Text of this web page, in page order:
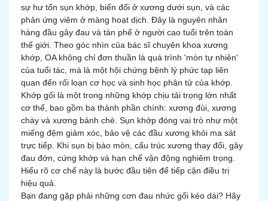
sự hư tổn sụn khớp, biến đổi ở xương dưới sụn, và các
phản ứng viêm ở màng hoạt dịch. Đây là nguyên nhân
hàng đầu gây đau và tàn phế ở người cao tuổi trên toàn
thế giới. Theo góc nhìn của bác sĩ chuyên khoa xương
khớp, OA không chỉ đơn thuần là quá trình 'mòn tự nhiên'
của tuổi tác, mà là một hội chứng bệnh lý phức tạp liên
quan đến rối loạn cơ học và sinh học phân tử của khớp.
Khớp gối là một trong những khớp chịu tải trọng lớn nhất
cơ thể, bao gồm ba thành phần chính: xương đùi, xương
chày và xương bánh chè. Sụn khớp đóng vai trò như một
miếng đệm giảm xóc, bảo vệ các đầu xương khỏi ma sát
trực tiếp. Khi sụn bị bào mòn, cấu trúc xương thay đổi, gây
đau đớn, cứng khớp và hạn chế vận động nghiêm trọng.
Hiểu rõ cơ chế này là bước đầu tiên để tiếp cận điều trị
hiệu quả.
Bạn đang gặp phải những cơn đau nhức gối kéo dài? Hãy